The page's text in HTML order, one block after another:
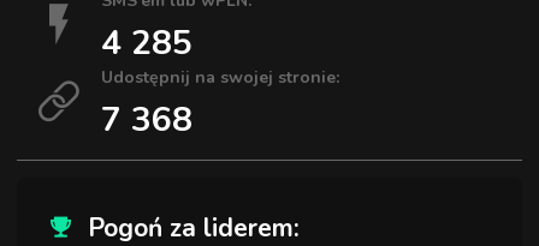
4 285
Udostępnij na swojej stronie:
7 368
Pogoń za liderem: